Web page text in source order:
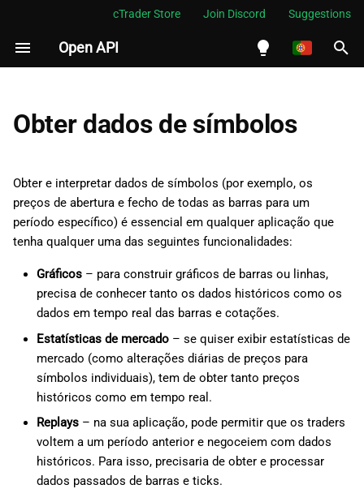
cTrader Store Join Discord Suggestions
Open API
Español
العربية
Indonesia
Melayu
Tiếng Việt
한국어
日本語
I
a
l
Obter dados históricos de
barras
ticks
Obter dados de barras em
tempo real
Obter cotações em tempo
Cotações de profundidade
Obter dados de símbolos
Obter e interpretar dados de símbolos (por exemplo, os
preços de abertura e fecho de todas as barras para um
período específico) é essencial em qualquer aplicação que
tenha qualquer uma das seguintes funcionalidades:
Gráficos– para construir gráficos de barras ou linhas,
precisa de conhecer tanto os dados históricos como os
dados em tempo real das barras e cotações.
Estatísticas de mercado– se quiser exibir estatísticas de
mercado (como alterações diárias de preços para
símbolos individuais), tem de obter tanto preços
históricos como em tempo real.
Replays– na sua aplicação, pode permitir que os traders
voltem a um período anterior e negoceiem com dados
históricos. Para isso, precisaria de obter e processar
dados passados de barras e ticks.